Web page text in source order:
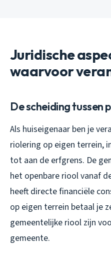
Juridische
waarvoor
De scheiding tussen
Als huiseigenaar ben je
riolering op eigen terrein,
tot aan de erfgrens. De
het openbare riool vanaf
heeft directe financiële
op eigen terrein betaal je
gemeentelijke riool zijn
gemeente.